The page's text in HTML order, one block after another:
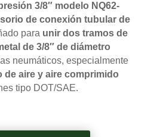
3/8″ modelo NQ62-
de conexión tubular de
para unir dos tramos de
de 3/8″ de diámetro
neumáticos, especialmente
de aire y aire comprimido
tipo DOT/SAE.